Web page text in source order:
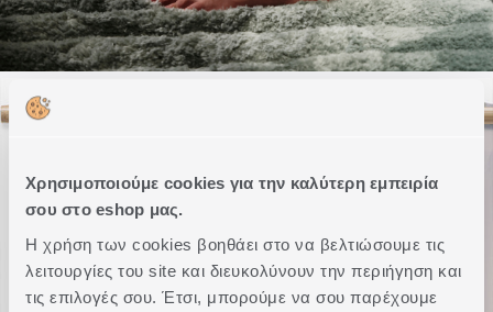
Χρησιμοποιούμε cookies για την καλύτερη εμπειρία
σου στο eshop μας.
Η χρήση των cookies βοηθάει στο να βελτιώσουμε τις
λειτουργίες του site και διευκολύνουν την περιήγηση και
τις επιλογές σου. Έτσι, μπορούμε να σου παρέχουμε
ΚΟΥΡΤΙΝΕΣ ΜΠΑΝΙΟΥ